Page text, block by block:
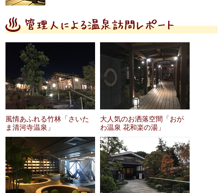
風情あふれる竹林「さいた
ま清河寺温泉」
大人気のお洒落空間「おが
わ温泉 花和楽の湯」